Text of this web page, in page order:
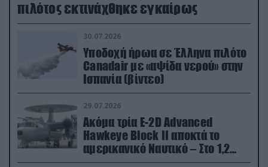
πιλότος εκτινάχθηκε εγκαίρως
30.07.2026
Υποδοχή ήρωα σε Έλληνα πιλότο
Canadair με «αψίδα νερού» στην
Ισπανία (βίντεο)
29.07.2026
Ακόμα τρία E-2D Advanced
Hawkeye Block II αποκτά το
αμερικανικό Ναυτικό – Στο 1,2
δισ.δολάρια το κόστος